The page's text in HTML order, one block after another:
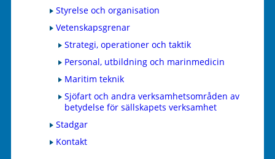
Styrelse och organisation
Vetenskapsgrenar
Strategi, operationer och taktik
Personal, utbildning och marinmedicin
Maritim teknik
Sjöfart och andra verksamhetsområden av
betydelse för sällskapets verksamhet
Stadgar
Kontakt